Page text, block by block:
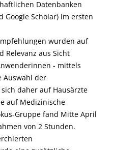
Datenbanken
Google Scholar) im ersten
wurden auf
Relevanz aus Sicht
- mittels
Auswahl der
daher auf Hausärzte
auf Medizinische
Gruppe fand Mitte April
von 2 Stunden.